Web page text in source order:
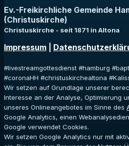
Ev.-Freikirchliche Gemeinde
(Christuskirche)
Christuskirche - seit 1871 in Altona
Impressum
#livestreamgottesdienst #hamburg
#coronaHH #christuskirchealtona
Wir setzen auf Grundlage unserer
Interesse an der Analyse, Optimierung
unseres Onlineangebotes im Sinne des
Google Analytics, einen
Google verwendet Cookies.
Wir setzen Google Analytics nur mit